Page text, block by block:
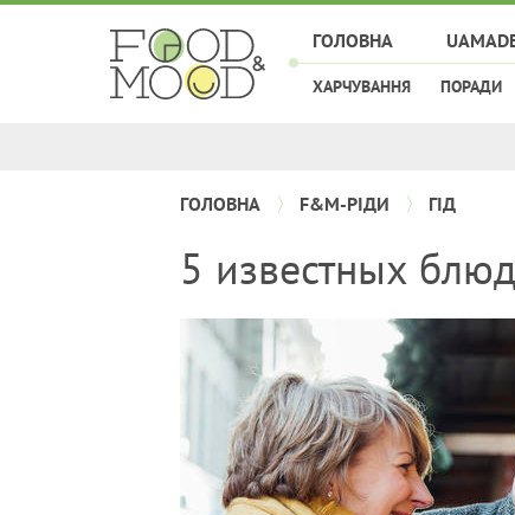
ГОЛОВНА
ХАРЧУВАННЯ ПОРАДИ
ГОЛОВНА F&M-РІДИ ГІД
5 известных